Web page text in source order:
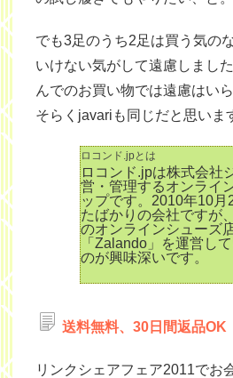
でも3足のうち2足は買う気の
いけない気がして遠慮しまし
んでのお買い物では遠慮はい
そらくjavariも同じだと思いま
ロコンド.jpとは
ロコンド.jpは株式会社
営・管理するオンライ
ップです。2010年10月
たばかりの会社ですが
のオンラインシューズ
「Zalando」を運営し
のが興味深いです。
送料無料、30日間返品OK
リンクシェアフェア2011でお